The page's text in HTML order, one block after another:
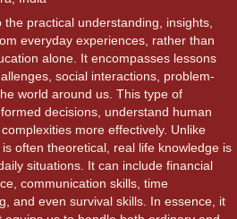
practical understanding, insights,
everyday experiences, rather than
alone. It encompasses lessons
social interactions, problem-
world around us. This type of
decisions, understand human
more effectively. Unlike
often theoretical, real life knowledge is
situations. It can include financial
communication skills, time
and even survival skills. In essence, it